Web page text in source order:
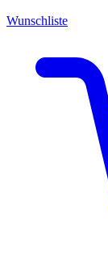
Wunschliste